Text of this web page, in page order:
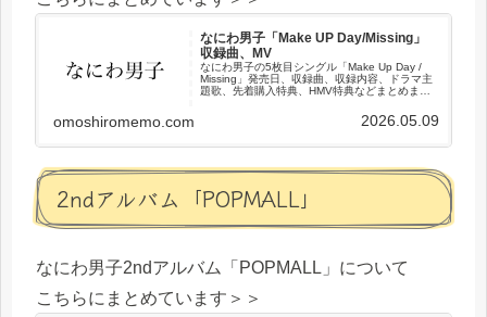
なにわ男子「Make UP Day/Missing」
収録曲、MV
なにわ男子の5枚目シングル「Make Up Day /
Missing」発売日、収録曲、収録内容、ドラマ主
題歌、先着購入特典、HMV特典などまとめまし
omoshiromemo.com 2026.05.09
2ndアルバム「POPMALL」
なにわ男子2ndアルバム「POPMALL」について
こちらにまとめています＞＞